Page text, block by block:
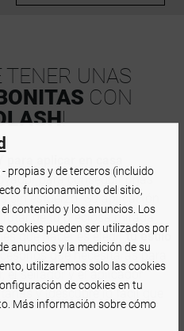
TENER UNAS
CON
!
para conseguir unas
sin esfuerzo. Su aplicación
de tu preciosa mirada
que hacer es elegirtu estilo
que necesitarás para
el sellador y el aplicador
y ¡descubre lo fácil que
propias y de terceros (incluido
funcionamiento del sitio,
contenido y los anuncios. Los
cookies pueden ser utilizados por
anuncios y la medición de su
utilizaremos solo las cookies
de cookies en tu
Más información sobre cómo